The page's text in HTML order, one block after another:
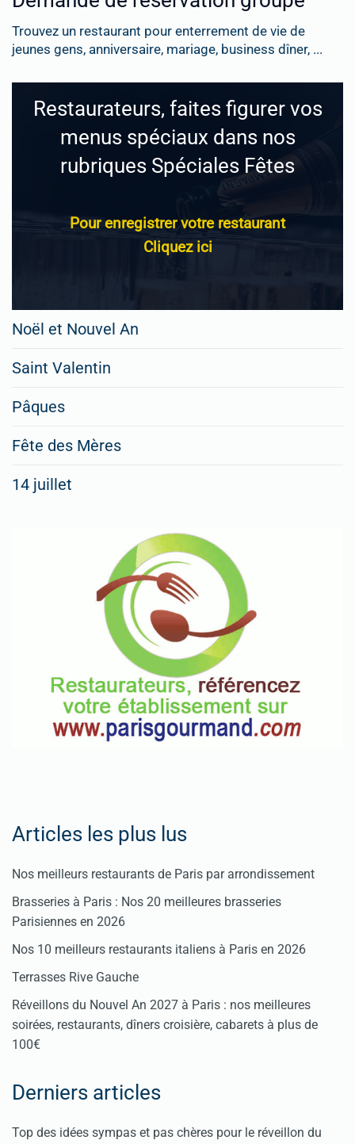
Trouvez un restaurant pour enterrement de vie de
jeunes gens, anniversaire, mariage, business dîner, ...
Restaurateurs, faites figurer vos
menus spéciaux dans nos
rubriques Spéciales Fêtes
Pour enregistrer votre restaurant
Cliquez ici
Noël et Nouvel An
Saint Valentin
Pâques
Fête des Mères
14 juillet
Articles les plus lus
Nos meilleurs restaurants de Paris par arrondissement
Brasseries à Paris : Nos 20 meilleures brasseries
Parisiennes en 2026
Nos 10 meilleurs restaurants italiens à Paris en 2026
Terrasses Rive Gauche
Réveillons du Nouvel An 2027 à Paris : nos meilleures
soirées, restaurants, dîners croisière, cabarets à plus de
100€
Derniers articles
Top des idées sympas et pas chères pour le réveillon du